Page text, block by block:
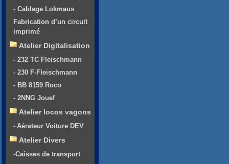
- Cablage Lokmaus
Fabrication d’un circuit
imprimé
Atelier Digitalisation
- 232 TC Fleischmann
- 230 F-Fleischmann
- BB 8159 Roco
- 2NNG Jouef
Atelier locos vagons
- Aérateur Voiture DEV
Atelier Divers
-Caisses de transport